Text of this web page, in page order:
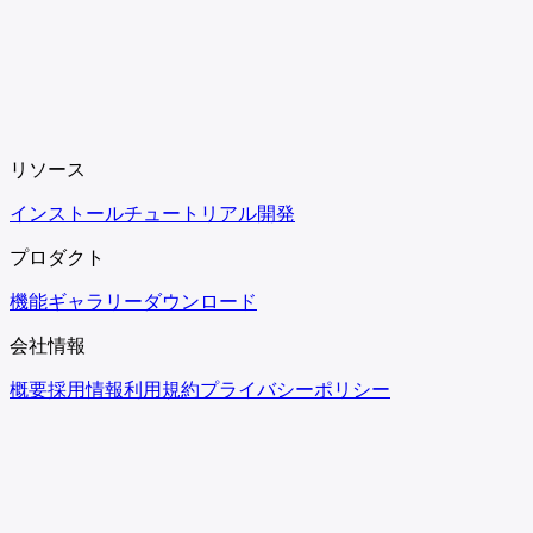
リソース
インストールチュートリアル開発
プロダクト
機能ギャラリーダウンロード
会社情報
概要採用情報利用規約プライバシーポリシー